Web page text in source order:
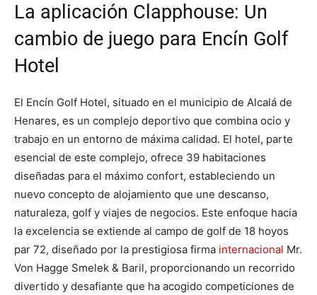
La aplicación Clapphouse: Un
cambio de juego para Encín Golf
Hotel
El Encín Golf Hotel, situado en el municipio de Alcalá de
Henares, es un complejo deportivo que combina ocio y
trabajo en un entorno de máxima calidad. El hotel, parte
esencial de este complejo, ofrece 39 habitaciones
diseñadas para el máximo confort, estableciendo un
nuevo concepto de alojamiento que une descanso,
naturaleza, golf y viajes de negocios​​. Este enfoque hacia
la excelencia se extiende al campo de golf de 18 hoyos
par 72, diseñado por la prestigiosa firma internacional Mr.
Von Hagge Smelek & Baril, proporcionando un recorrido
divertido y desafiante que ha acogido competiciones de